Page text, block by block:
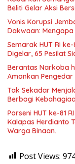
Beliti Gelar Aksi
Vonis Korupsi
Dakwaan:
Semarak HUT RI
Digelar, 65 Pesilat
Berantas Narkoba
Amankan Pengedar
Tak Sekadar
Berbagi
Porseni HUT ke-81
Kalapas Herdianto
Warga Binaan.
Post Views: